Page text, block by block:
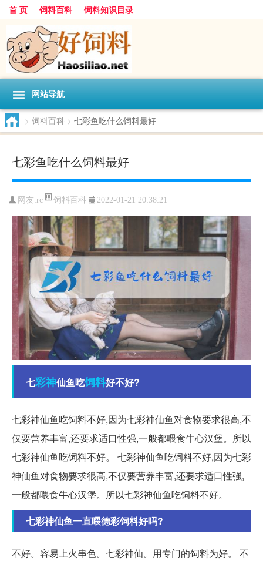
首 页 饲料百科 饲料知识目录
网站导航
> 饲料百科 > 七彩鱼吃什么饲料最好
七彩鱼吃什么饲料最好
网友:rc 饲料百科 2022-01-21 20:38:21
七彩神仙鱼吃饲料好不好?
七彩神仙鱼吃饲料不好,因为七彩神仙鱼对食物要求很高,不
仅要营养丰富,还要求适口性强,一般都喂食牛心汉堡。所以
七彩神仙鱼吃饲料不好。 七彩神仙鱼吃饲料不好,因为七彩
神仙鱼对食物要求很高,不仅要营养丰富,还要求适口性强,
一般都喂食牛心汉堡。所以七彩神仙鱼吃饲料不好。
七彩神仙鱼一直喂德彩饲料好吗?
不好。容易上火串色。七彩神仙。用专门的饲料为好。 不